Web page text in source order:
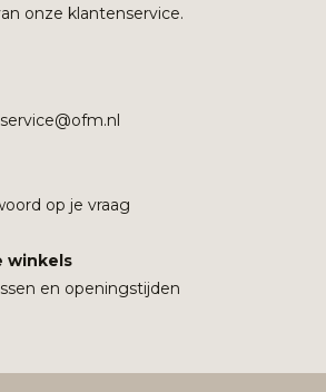
onze klantenservice.
op je vraag
winkels
en openingstijden